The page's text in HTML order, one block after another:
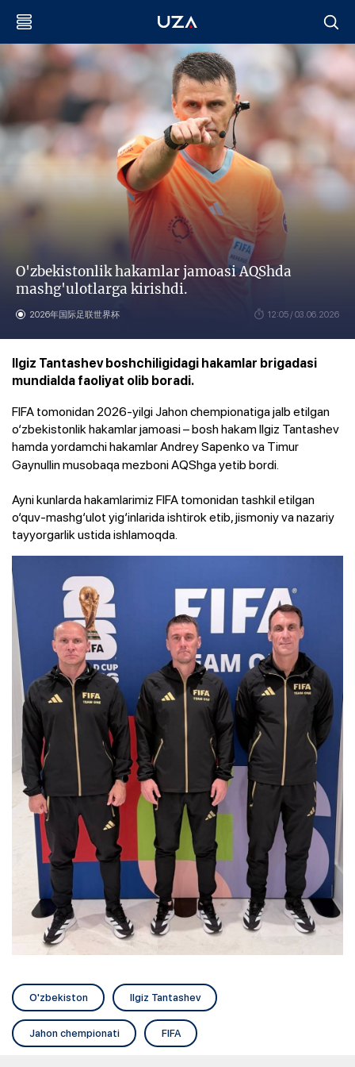
O'zbekistonlik hakamlar jamoasi AQShda
mashg'ulotlarga kirishdi.
2026年国际足联世界杯 12:05 / 03.06.2026
Ilgiz Tantashev boshchiligidagi hakamlar brigadasi
mundialda faoliyat olib boradi.
FIFA tomonidan 2026-yilgi Jahon chempionatiga jalb etilgan
o‘zbekistonlik hakamlar jamoasi – bosh hakam Ilgiz Tantashev
hamda yordamchi hakamlar AndreySapenko va Timur
Gaynullin musobaqa mezboni AQShga yetib bordi.
Ayni kunlarda hakamlarimiz FIFA tomonidan tashkil etilgan
o‘quv-mashg‘ulot yig‘inlarida ishtirok etib, jismoniy va nazariy
tayyorgarlik ustida ishlamoqda.
O'zbekiston Ilgiz Tantashev
Jahon chempionati FIFA